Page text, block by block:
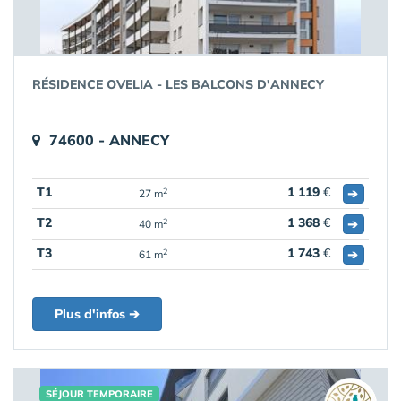
RÉSIDENCE OVELIA - LES BALCONS D'ANNECY
74600 - ANNECY
T1 27 m2 1 119 €
➔
T2
40 m2 1 368 €
➔
T3
61 m2 1 743 € ➔
Plus d'infos ➔
SÉJOUR TEMPORAIRE